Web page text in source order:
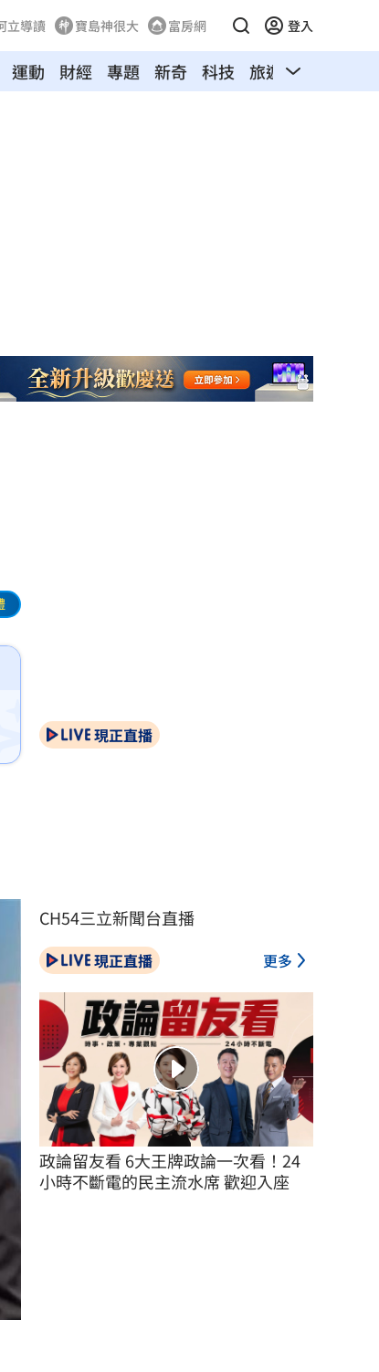
立導讀 寶島神很大 富房網 登入
運動 財經 專題 新奇 科技 旅遊 汽車
現正直播
CH54三立新聞台直播
現正直播 更多
政論留友看 6大王牌政論一次看！24
小時不斷電的民主流水席 歡迎入座